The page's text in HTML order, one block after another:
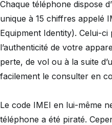
Chaque téléphone dispose
unique à 15 chiffres appelé
Equipment Identity). Celui-
l’authenticité de votre
perte, de vol ou à la suite
facilement le consulter en
Le code IMEI en lui-même
téléphone a été piraté.